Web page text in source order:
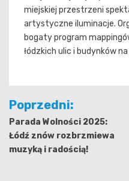
miejskiej przestrzeni
artystyczne iluminacje.
bogaty program
łódzkich ulic i budynków
Nawigacja
wpisu
Poprzedni:
Parada Wolności 2025:
Łódź znów rozbrzmiewa
muzyką i radością!